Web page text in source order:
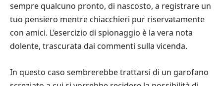
sempre qualcuno pronto, di nascosto, a registrare un
tuo pensiero mentre chiacchieri pur riservatamente
con amici. L’esercizio di spionaggio è la vera nota
dolente, trascurata dai commenti sulla vicenda.
In questo caso sembrerebbe trattarsi di un garofano